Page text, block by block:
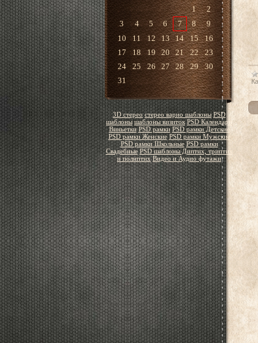
1
2
3
4 5 6 7 8
9
10
11 12 13 14 15
16
17
18 19 20 21 22
23
24
25 26 27 28 29
30
31
3D стерео стерео варио шаблоны PSD
шаблоны шаблоны визиток PSD Календари
Виньетки PSD рамки PSD рамки Детские
PSD рамки Женские PSD рамки Мужские
PSD рамки Школьные PSD рамки
Свадебные PSD шаблоны Диптих, триптих
и полиптих Видео и Аудио футажи